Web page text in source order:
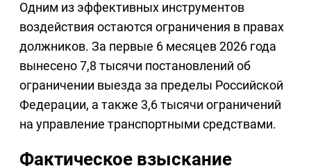
Одним из эффективных инструментов
воздействия остаются ограничения в правах
должников. За первые 6 месяцев 2026 года
вынесено 7,8 тысячи постановлений об
ограничении выезда за пределы Российской
Федерации, а также 3,6 тысячи ограничений
на управление транспортными средствами.
Фактическое взыскание